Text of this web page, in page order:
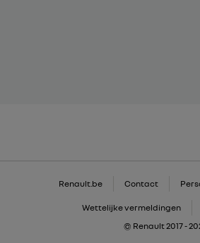
Renault.be Contact
Wettelijke vermeldingen
© Renault 2017 -